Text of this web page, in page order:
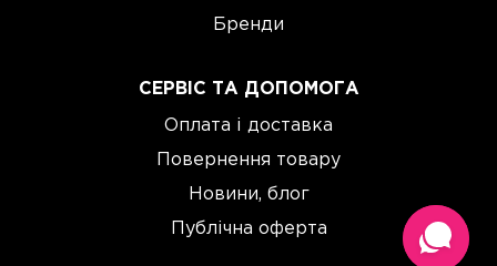
Бренди
СЕРВІС ТА ДОПОМОГА
Оплата і доставка
Повернення товару
Новини, блог
Публічна оферта